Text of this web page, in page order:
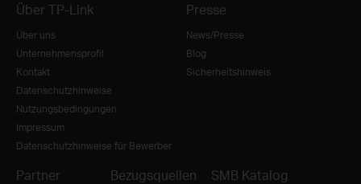
Über TP-Link
Über uns
Unternehmensprofil
Kontakt
Datenschutzhinweise
Nutzungsbedingungen
Impressum
Datenschutzhinweise für Bewerber
Presse
News/Presse
Blog
Sicherheitshinweis
Partner Bezugsquellen SMB Katalog